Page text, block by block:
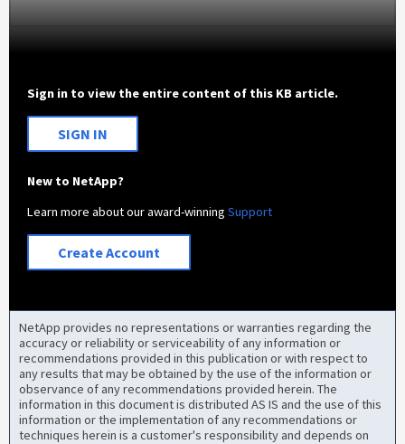
Sign in to view the entire content of this KB article.
SIGN IN
New to NetApp?
Learn more about our award-winningSupport
Create Account
NetApp provides no representations or warranties regarding the
accuracy or reliability or serviceability of any information or
recommendations provided in this publication or with respect to
any results that may be obtained by the use of the information or
observance of any recommendations provided herein. The
information in this document is distributed AS IS and the use of this
information or the implementation of any recommendations or
techniques herein is a customer's responsibility and depends on